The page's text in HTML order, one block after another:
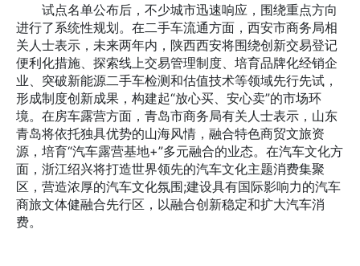
试点名单公布后，不少城市迅速响应，围绕重点方向
进行了系统性规划。在二手车流通方面，西安市商务局相
关人士表示，未来两年内，陕西西安将围绕创新交易登记
便利化措施、探索线上交易管理制度、培育品牌化经销企
业、突破新能源二手车检测和估值技术等领域先行先试，
形成制度创新成果，构建起“放心买、安心卖”的市场环
境。在房车露营方面，青岛市商务局有关人士表示，山东
青岛将依托独具优势的山海风情，融合特色商贸文旅资
源，培育“汽车露营基地+”多元融合的业态。在汽车文化方
面，浙江绍兴将打造世界领先的汽车文化主题消费集聚
区，营造浓厚的汽车文化氛围;建设具有国际影响力的汽车
商旅文体健融合先行区，以融合创新稳定和扩大汽车消
费。